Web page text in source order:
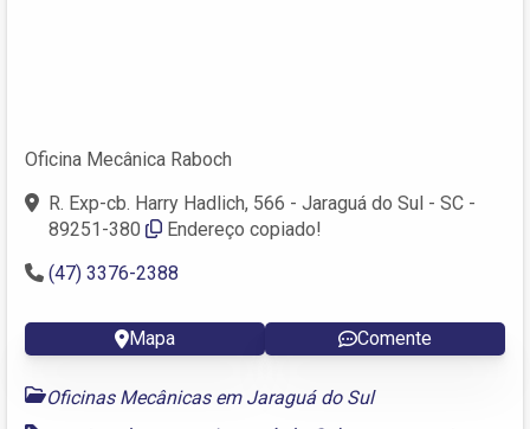
Oficina Mecânica Raboch
R. Exp-cb. Harry Hadlich, 566 - Jaraguá do Sul - SC -
89251-380
Endereço copiado!
(47) 3376-2388
Mapa Comente
Oficinas Mecânicas em Jaraguá do Sul